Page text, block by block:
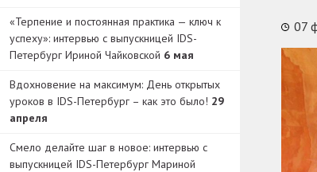
«Терпение и постоянная практика — ключ к
успеху»: интервью с выпускницей IDS-
Петербург Ириной Чайковской 6 мая
Вдохновение на максимум: День открытых
уроков в IDS-Петербург – как это было! 29
апреля
Смело делайте шаг в новое: интервью с
выпускницей IDS-Петербург Мариной
07